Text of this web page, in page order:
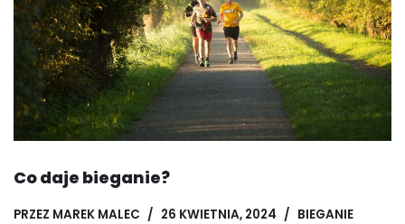
Co daje bieganie?
PRZEZ MAREK MALEC 26 KWIETNIA, 2024 BIEGANIE